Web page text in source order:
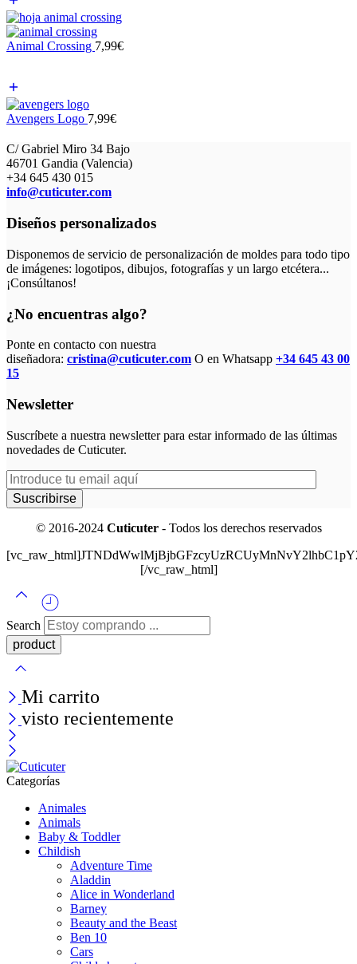
Animal Crossing 7,99€
Avengers Logo 7,99€
C/ Gabriel Miro 34 Bajo
46701 Gandia (Valencia)
+34 645 430 015
info@cuticuter.com
Diseños personalizados
Disponemos de servicio de personalización de moldes para todo tipo
de imágenes: logotipos, dibujos, fotografías y un largo etcétera...
¡Consúltanos!
¿No encuentras algo?
Ponte en contacto con nuestra
diseñadora: cristina@cuticuter.com O en Whatsapp +34 645 43 00
15
Newsletter
Suscríbete a nuestra newsletter para estar informado de las últimas
novedades de Cuticuter.
© 2016-2024 Cuticuter- Todos los derechos reservados
[/vc_raw_html]
Search
Mi carrito
visto recientemente
Categorías
Animales
Animals
Baby & Toddler
Childish
Adventure Time
Aladdin
Alice in Wonderland
Barney
Beauty and the Beast
Ben 10
Cars